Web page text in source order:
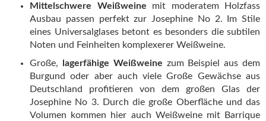
Mittelschwere Weißweine mit moderatem Holzfass
Ausbau passen perfekt zur Josephine No 2. Im Stile
eines Universalglases betont es besonders die subtilen
Noten und Feinheiten komplexerer Weißweine.
Große,
lagerfähige Weißweine zum Beispiel aus dem
Burgund oder aber auch viele Große Gewächse aus
Deutschland profitieren von dem großen Glas der
Josephine No 3. Durch die große Oberfläche und das
Volumen kommen hier auch Weißweine mit Barrique